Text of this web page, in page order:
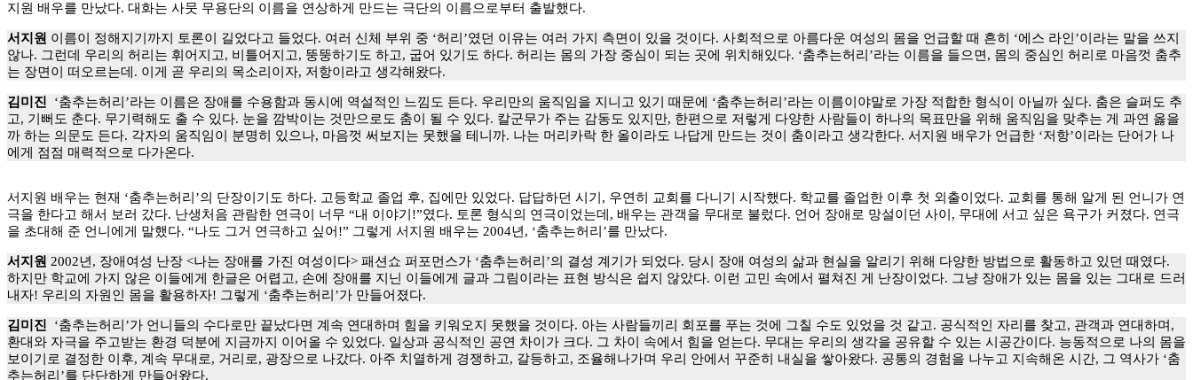
지원 배우를 만났다. 대화는 사뭇 무용단의 이름을 연상하게 만드는 극단의 이름으로부터 출발했다.
서지원 이름이 정해지기까지 토론이 길었다고 들었다. 여러 신체 부위 중 ‘허리’였던 이유는 여러 가지 측면이 있을 것이다. 사회적으로 아름다운 여성의 몸을 언급할 때 흔히 ‘에스 라인’이라는 말을 쓰지
않나. 그런데 우리의 허리는 휘어지고, 비틀어지고, 뚱뚱하기도 하고, 굽어 있기도 하다. 허리는 몸의 가장 중심이 되는 곳에 위치해있다. ‘춤추는허리’라는 이름을 들으면, 몸의 중심인 허리로 마음껏 춤추
는 장면이 떠오르는데. 이게 곧 우리의 목소리이자, 저항이라고 생각해왔다.
김미진 ‘춤추는허리’라는 이름은 장애를 수용함과 동시에 역설적인 느낌도 든다. 우리만의 움직임을 지니고 있기 때문에 ‘춤추는허리’라는 이름이야말로 가장 적합한 형식이 아닐까 싶다. 춤은 슬퍼도 추
고, 기뻐도 춘다. 무기력해도 출 수 있다. 눈을 깜박이는 것만으로도 춤이 될 수 있다. 칼군무가 주는 감동도 있지만, 한편으로 저렇게 다양한 사람들이 하나의 목표만을 위해 움직임을 맞추는 게 과연 옳을
까 하는 의문도 든다. 각자의 움직임이 분명히 있으나, 마음껏 써보지는 못했을 테니까. 나는 머리카락 한 올이라도 나답게 만드는 것이 춤이라고 생각한다. 서지원 배우가 언급한 ‘저항’이라는 단어가 나
에게 점점 매력적으로 다가온다.
서지원 배우는 현재 ‘춤추는허리’의 단장이기도 하다. 고등학교 졸업 후, 집에만 있었다. 답답하던 시기, 우연히 교회를 다니기 시작했다. 학교를 졸업한 이후 첫 외출이었다. 교회를 통해 알게 된 언니가 연
극을 한다고 해서 보러 갔다. 난생처음 관람한 연극이 너무 “내 이야기!”였다. 토론 형식의 연극이었는데, 배우는 관객을 무대로 불렀다. 언어 장애로 망설이던 사이, 무대에 서고 싶은 욕구가 커졌다. 연극
을 초대해 준 언니에게 말했다. “나도 그거 연극하고 싶어!” 그렇게 서지원 배우는 2004년, ‘춤추는허리’를 만났다.
서지원 2002년, 장애여성 난장 <나는 장애를 가진 여성이다> 패션쇼 퍼포먼스가 ‘춤추는허리’의 결성 계기가 되었다. 당시 장애 여성의 삶과 현실을 알리기 위해 다양한 방법으로 활동하고 있던 때였다.
하지만 학교에 가지 않은 이들에게 한글은 어렵고, 손에 장애를 지닌 이들에게 글과 그림이라는 표현 방식은 쉽지 않았다. 이런 고민 속에서 펼쳐진 게 난장이었다. 그냥 장애가 있는 몸을 있는 그대로 드러
내자! 우리의 자원인 몸을 활용하자! 그렇게 ‘춤추는허리’가 만들어졌다.
김미진 ‘춤추는허리’가 언니들의 수다로만 끝났다면 계속 연대하며 힘을 키워오지 못했을 것이다. 아는 사람들끼리 회포를 푸는 것에 그칠 수도 있었을 것 같고. 공식적인 자리를 찾고, 관객과 연대하며,
환대와 자극을 주고받는 환경 덕분에 지금까지 이어올 수 있었다. 일상과 공식적인 공연 차이가 크다. 그 차이 속에서 힘을 얻는다. 무대는 우리의 생각을 공유할 수 있는 시공간이다. 능동적으로 나의 몸을
보이기로 결정한 이후, 계속 무대로, 거리로, 광장으로 나갔다. 아주 치열하게 경쟁하고, 갈등하고, 조율해나가며 우리 안에서 꾸준히 내실을 쌓아왔다. 공통의 경험을 나누고 지속해온 시간, 그 역사가 ‘춤
추는허리’를 단단하게 만들어왔다.